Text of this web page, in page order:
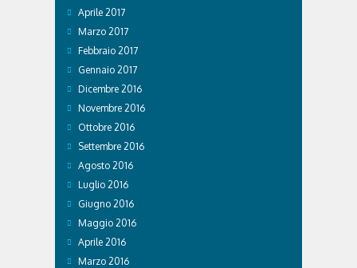
Aprile 2017
Marzo 2017
Febbraio 2017
Gennaio 2017
Dicembre 2016
Novembre 2016
Ottobre 2016
Settembre 2016
Agosto 2016
Luglio 2016
Giugno 2016
Maggio 2016
Aprile 2016
Marzo 2016